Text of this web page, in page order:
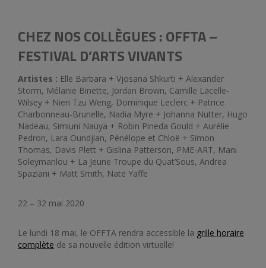
CHEZ NOS COLLÈGUES : OFFTA –
FESTIVAL D’ARTS VIVANTS
Artistes : Elle Barbara + Vjosana Shkurti + Alexander
Storm, Mélanie Binette, Jordan Brown, Camille Lacelle-
Wilsey + Nien Tzu Weng, Dominique Leclerc + Patrice
Charbonneau-Brunelle, Nadia Myre + Johanna Nutter, Hugo
Nadeau, Simiuni Nauya + Robin Pineda Gould + Aurélie
Pedron, Lara Oundjian, Pénélope et Chloë + Simon
Thomas, Davis Plett + Gislina Patterson, PME-ART, Mani
Soleymanlou + La Jeune Troupe du Quat’Sous, Andrea
Spaziani + Matt Smith, Nate Yaffe
22 – 32 mai 2020
Le lundi 18 mai, le OFFTA rendra accessible la grille horaire
complète de sa nouvelle édition virtuelle!